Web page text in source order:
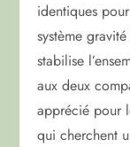
identiques
système
stabilise
aux deux
apprécié pour
qui cherchent